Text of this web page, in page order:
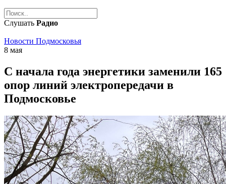
Слушать Радио
Новости Подмосковья
8 мая
С начала года энергетики заменили 165
опор линий электропередачи в
Подмосковье